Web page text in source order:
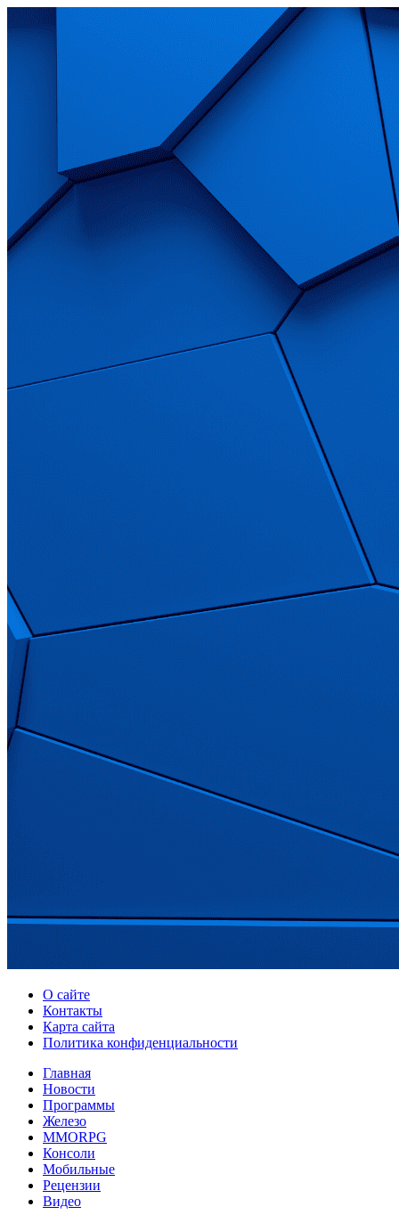
О сайте
Контакты
Карта сайта
Политика конфиденциальности
Главная
Новости
Программы
Железо
MMORPG
Консоли
Мобильные
Рецензии
Видео